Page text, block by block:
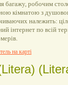
багажу, робочим
кімнатою з
належить:
інтернет по всій
на карті